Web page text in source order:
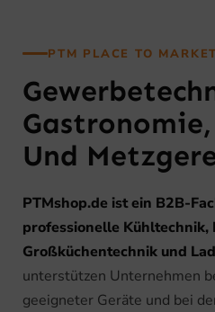
PTM PLACE TO MARKET
Und
PTMshop.de ist ein B2B-
professionelle Kühltechnik,
Großküchentechnik und
unterstützen Unternehmen
geeigneter Geräte und bei